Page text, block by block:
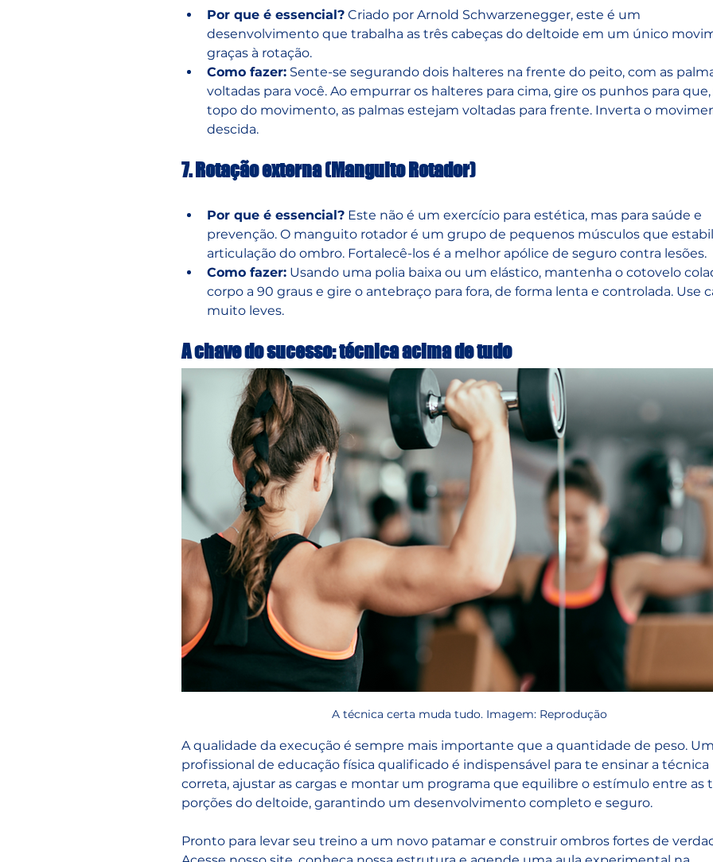
Por que é essencial? Criado por Arnold Schwarzenegger, este é um
desenvolvimento que trabalha as três cabeças do deltoide em um único
graças à rotação.
Como fazer: Sente-se segurando dois halteres na frente do peito, com as
voltadas para você. Ao empurrar os halteres para cima, gire os punhos para
topo do movimento, as palmas estejam voltadas para frente. Inverta o
descida.
7. Rotação externa (Manguito Rotador)
Por que é essencial? Este não é um exercício para estética, mas para saúde e
prevenção. O manguito rotador é um grupo de pequenos músculos que
articulação do ombro. Fortalecê-los é a melhor apólice de seguro contra lesões.
Como fazer: Usando uma polia baixa ou um elástico, mantenha o cotovelo
corpo a 90 graus e gire o antebraço para fora, de forma lenta e controlada. Use
muito leves.
A chave do sucesso: técnica acima de tudo
A técnica certa muda tudo. Imagem: Reprodução
A qualidade da execução é sempre mais importante que a quantidade de peso. Um
profissional de educação física qualificado é indispensável para te ensinar a técnica
correta, ajustar as cargas e montar um programa que equilibre o estímulo entre as
porções do deltoide, garantindo um desenvolvimento completo e seguro.
Pronto para levar seu treino a um novo patamar e construir ombros fortes de